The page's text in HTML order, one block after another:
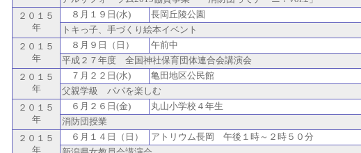
２０１５
年
８月１９日(水)
長岡丘陵公園
トキっ子、手づくり絵本イベント
２０１５
年
８月９日（日）
午前中
平成２７年度 全国神社保育団体連合会講演会
２０１５
年
７月２２日(水)
亀田地区公民館
父親学級 パパを楽しむ
２０１５
年
６月２６日(金)
丸山小学校４年生
消防団授業
２０１５
年
６月１４日（日）
アトリウム長岡 午後１時～２時５０分